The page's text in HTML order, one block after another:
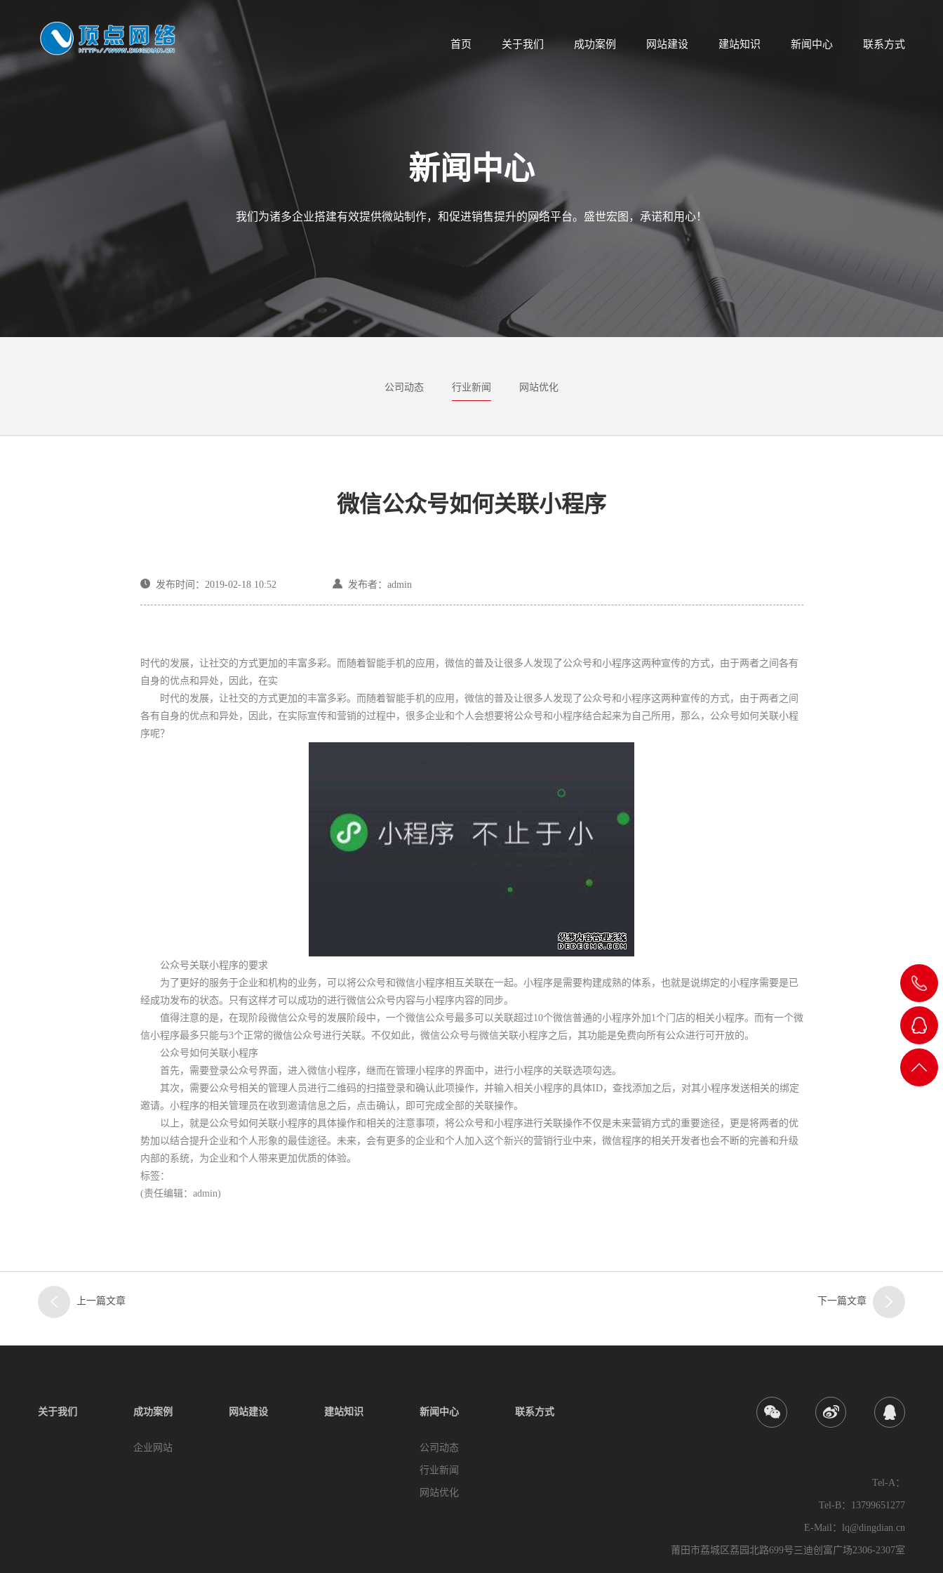
首页 关于我们 成功案例 网站建设 建站知识 新闻中心 联系方式
QQ客
返回
新闻中心
我们为诸多企业搭建有效提供微站制作，和促进销售提升的网络平台。盛世宏图，承诺和用心！
公司动态 行业新闻 网站优化
微信公众号如何关联小程序
发布时间：2019-02-18 10:52 发布者：admin
时代的发展，让社交的方式更加的丰富多彩。而随着智能手机的应用，微信的普及让很多人发现了公众号和小程序这两种宣传的方式，由于两者之间各有
自身的优点和异处，因此，在实
时代的发展，让社交的方式更加的丰富多彩。而随着智能手机的应用，微信的普及让很多人发现了公众号和小程序这两种宣传的方式，由于两者之间
各有自身的优点和异处，因此，在实际宣传和营销的过程中，很多企业和个人会想要将公众号和小程序结合起来为自己所用，那么，公众号如何关联小程
序呢？
公众号关联小程序的要求
为了更好的服务于企业和机构的业务，可以将公众号和微信小程序相互关联在一起。小程序是需要构建成熟的体系，也就是说绑定的小程序需要是已
经成功发布的状态。只有这样才可以成功的进行微信公众号内容与小程序内容的同步。
值得注意的是，在现阶段微信公众号的发展阶段中，一个微信公众号最多可以关联超过10个微信普通的小程序外加1个门店的相关小程序。而有一个微
信小程序最多只能与3个正常的微信公众号进行关联。不仅如此，微信公众号与微信关联小程序之后，其功能是免费向所有公众进行可开放的。
公众号如何关联小程序
首先，需要登录公众号界面，进入微信小程序，继而在管理小程序的界面中，进行小程序的关联选项勾选。
其次，需要公众号相关的管理人员进行二维码的扫描登录和确认此项操作，并输入相关小程序的具体ID，查找添加之后，对其小程序发送相关的绑定
邀请。小程序的相关管理员在收到邀请信息之后，点击确认，即可完成全部的关联操作。
以上，就是公众号如何关联小程序的具体操作和相关的注意事项，将公众号和小程序进行关联操作不仅是未来营销方式的重要途径，更是将两者的优
势加以结合提升企业和个人形象的最佳途径。未来，会有更多的企业和个人加入这个新兴的营销行业中来，微信程序的相关开发者也会不断的完善和升级
内部的系统，为企业和个人带来更加优质的体验。
标签：
(责任编辑：admin)
上一篇文章 下一篇文章
关于我们 成功案例
企业网站
网站建设 建站知识 新闻中心
公司动态
行业新闻
网站优化
联系方式
Tel-A：
Tel-B：13799651277
E-Mail：lq@dingdian.cn
莆田市荔城区荔园北路699号三迪创富广场2306-2307室